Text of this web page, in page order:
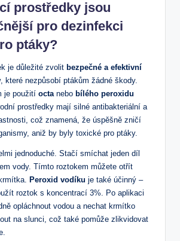
prostředky jsou
pro dezinfekci
ptáky?
je důležité zvolit bezpečné a efektivní
které nezpůsobí ptákům žádné škody.
je použití octanebo bílého peroxidu
prostředky mají silné antibakteriální a
což znamená, že úspěšně zničí
aniž by byly toxické pro ptáky.
jednoduché. Stačí smíchat jeden díl
vody. Tímto roztokem můžete otřít
Peroxid vodíku je také účinný –
roztok s koncentrací 3%. Po aplikaci
opláchnout vodou a nechat krmítko
na slunci, což také pomůže zlikvidovat